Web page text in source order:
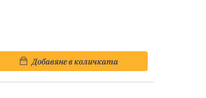
Добавяне в количката